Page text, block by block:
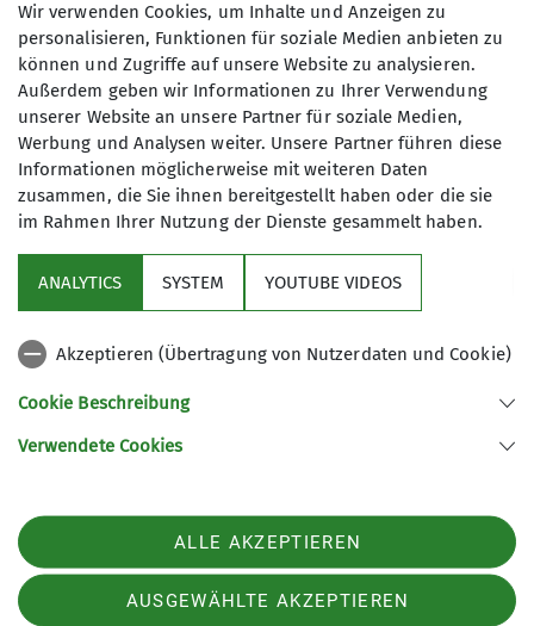
Trainer*in B Alpinklettern
Trainer*in B Skihochtour
20.- € pro Teilnehmer:in
Maximale Teilnehmeranzahl
6
Sektion
Sektion Bergbund Rosenheim des Deutschen Alpenvereins e.V.
Eichenholzstr. 8b
83026 Rosenheim
Telefon +498031400247
Wir verwenden Cookies, um Inhalte und Anzeigen zu
personalisieren, Funktionen für soziale Medien anbieten zu
können und Zugriffe auf unsere Website zu analysieren.
Außerdem geben wir Informationen zu Ihrer Verwendung
unserer Website an unsere Partner für soziale Medien,
Werbung und Analysen weiter. Unsere Partner führen diese
Informationen möglicherweise mit weiteren Daten
zusammen, die Sie ihnen bereitgestellt haben oder die sie
im Rahmen Ihrer Nutzung der Dienste gesammelt haben.
ANALYTICS SYSTEM YOUTUBE VIDEOS
Akzeptieren (Übertragung von Nutzerdaten und Cookie)
Cookie Beschreibung
Verwendete Cookies
ALLE AKZEPTIEREN
AUSGEWÄHLTE AKZEPTIEREN